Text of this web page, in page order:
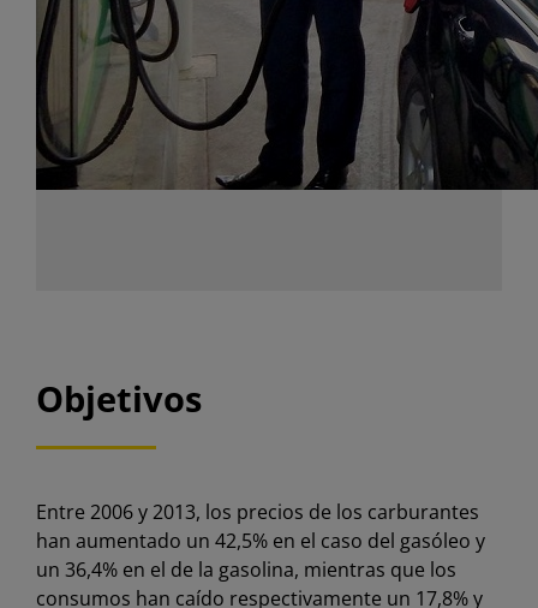
Objetivos
Entre 2006 y 2013, los precios de los carburantes
han aumentado un 42,5% en el caso del gasóleo y
un 36,4% en el de la gasolina, mientras que los
consumos han caído respectivamente un 17,8% y